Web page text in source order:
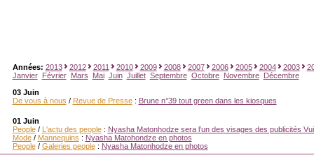
Années: 2013 2012 2011 2010 2009 2008 2007 2006 2005 2004 2003
Janvier
Février Mars Mai Juin Juillet Septembre Octobre Novembre
Décembre
03 Juin
De vous à nous / Revue de Presse: Brune n°39 tout green dans les kiosques
01 Juin
People/ L'actu des people: Nyasha Matonhodze sera l’un des visages des publicités
Mode/ Mannequins : Nyasha Matohondze en photos
People/ Galeries people: Nyasha Matonhodze en photos